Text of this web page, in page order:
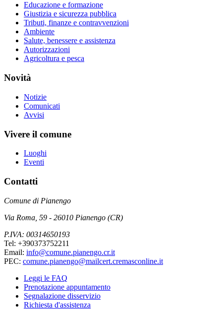
Educazione e formazione
Giustizia e sicurezza pubblica
Tributi, finanze e contravvenzioni
Ambiente
Salute, benessere e assistenza
Autorizzazioni
Agricoltura e pesca
Novità
Notizie
Comunicati
Avvisi
Vivere il comune
Luoghi
Eventi
Contatti
Comune di Pianengo
Via Roma, 59 - 26010 Pianengo (CR)
P.IVA: 00314650193
Tel: +390373752211
Email: info@comune.pianengo.cr.it
PEC: comune.pianengo@mailcert.cremasconline.it
Leggi le FAQ
Prenotazione appuntamento
Segnalazione disservizio
Richiesta d'assistenza